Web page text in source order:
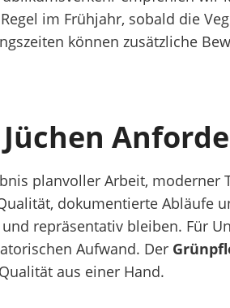
im Frühjahr, sobald die
können zusätzliche
planvoller Arbeit, moderner
dokumentierte Abläufe
repräsentativ bleiben. Für
Aufwand. Der
aus einer Hand.